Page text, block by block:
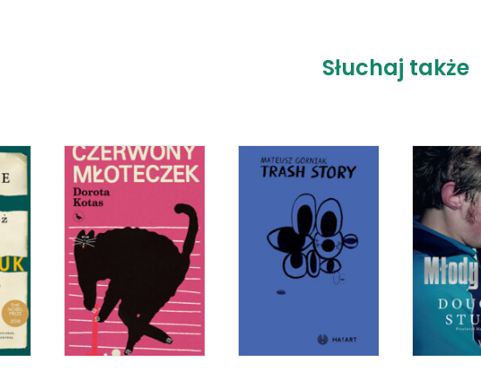
Słuchaj także